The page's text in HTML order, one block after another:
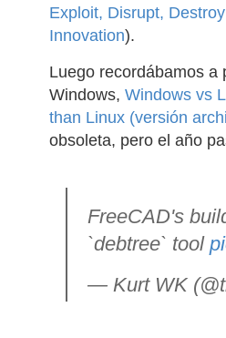
Exploit, Disrupt,
Innovation).
Luego recordábamos a
Windows, Windows vs
than Linux (versión
obsoleta, pero el año
FreeCAD's
`debtree` tool
— Kurt WK